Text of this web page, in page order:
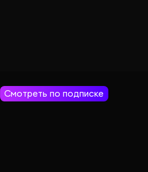
Смотреть по подписке